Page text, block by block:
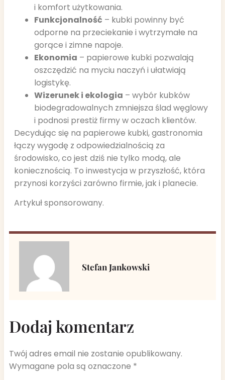
i komfort użytkowania.
Funkcjonalność – kubki powinny być
odporne na przeciekanie i wytrzymałe na
gorące i zimne napoje.
Ekonomia – papierowe kubki pozwalają
oszczędzić na myciu naczyń i ułatwiają
logistykę.
Wizerunek i ekologia – wybór kubków
biodegradowalnych zmniejsza ślad węglowy
i podnosi prestiż firmy w oczach klientów.
Decydując się na papierowe kubki, gastronomia
łączy wygodę z odpowiedzialnością za
środowisko, co jest dziś nie tylko modą, ale
koniecznością. To inwestycja w przyszłość, która
przynosi korzyści zarówno firmie, jak i planecie.
Artykuł sponsorowany.
Stefan Jankowski
Dodaj komentarz
Twój adres email nie zostanie opublikowany.
Wymagane pola są oznaczone *